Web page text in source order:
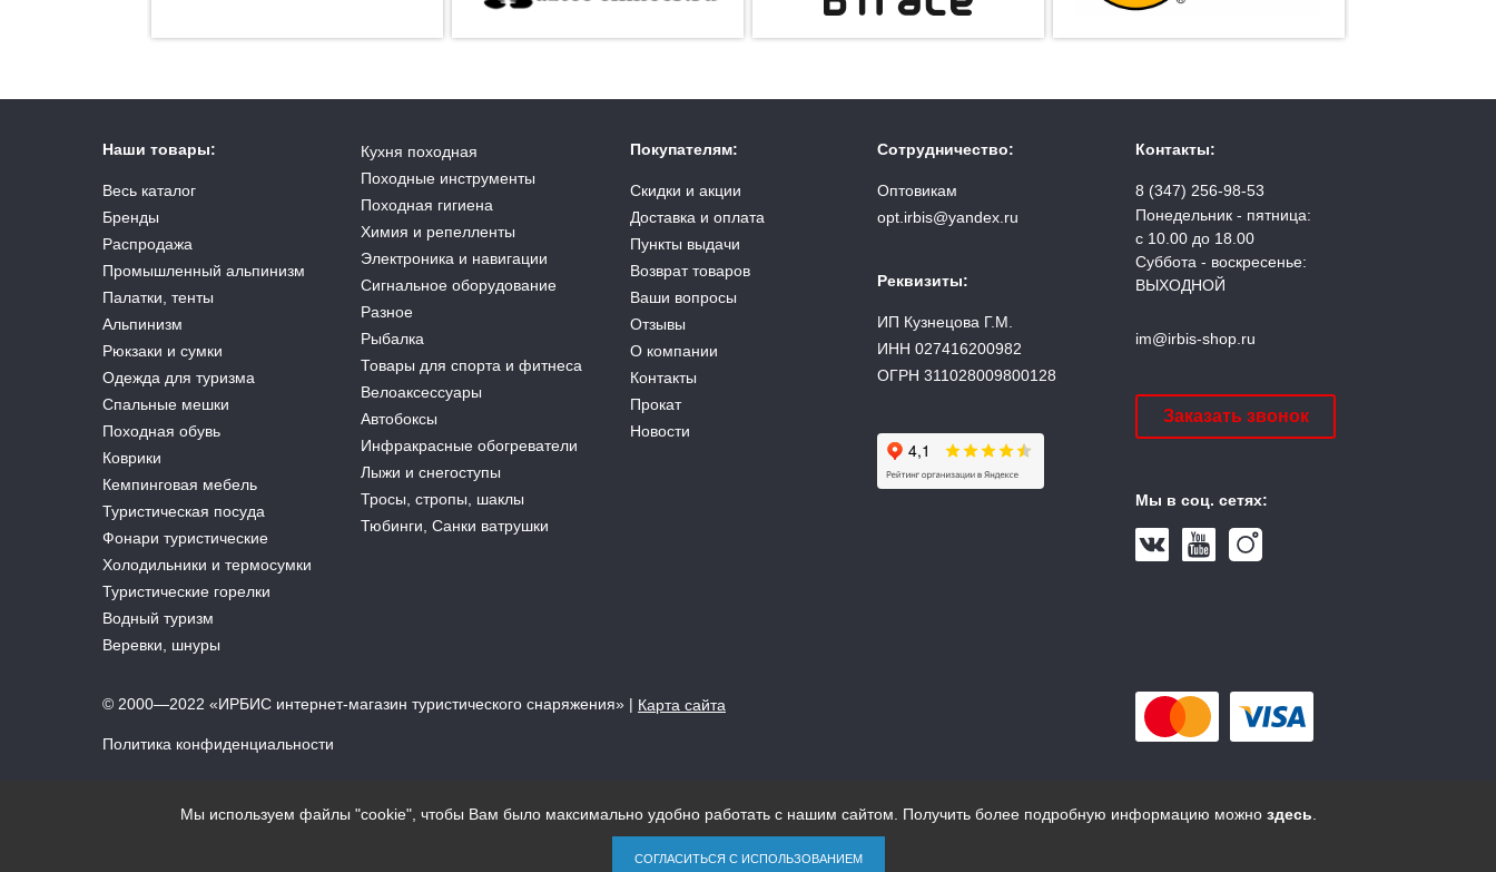
Наши товары:
Весь каталог
Бренды
Распродажа
Промышленный альпинизм
Палатки, тенты
Альпинизм
Рюкзаки и сумки
Одежда для туризма
Спальные мешки
Походная обувь
Коврики
Кемпинговая мебель
Туристическая посуда
Фонари туристические
Холодильники и термосумки
Туристические горелки
Водный туризм
Веревки, шнуры
Кухня походная
Походные инструменты
Походная гигиена
Химия и репелленты
Электроника и навигации
Сигнальное оборудование
Разное
Рыбалка
Товары для спорта и фитнеса
Велоаксессуары
Автобоксы
Инфракрасные обогреватели
Лыжи и снегоступы
Тросы, стропы, шаклы
Тюбинги, Санки ватрушки
Покупателям:
Скидки и акции
Доставка и оплата
Пункты выдачи
Возврат товаров
Ваши вопросы
Отзывы
О компании
Контакты
Прокат
Новости
Сотрудничество:
Оптовикам
opt.irbis@yandex.ru
Реквизиты:
ИП Кузнецова Г.М.
ИНН 027416200982
ОГРН 311028009800128
Контакты:
8 (347) 256-98-53
Понедельник - пятница:
с 10.00 до 18.00
Суббота - воскресенье:
ВЫХОДНОЙ
im@irbis-shop.ru
Заказать звонок
Мы в соц. сетях:
© 2000—2022 «ИРБИС интернет-магазин туристического снаряжения» | Карта сайта
Политика конфиденциальности
соглашения о конфиденциальности информации
Мы используем файлы "cookie", чтобы Вам было максимально удобно работать с нашим сайтом. Получить более подробную информацию можно здесь
СОГЛАСИТЬСЯ С ИСПОЛЬЗОВАНИЕМ